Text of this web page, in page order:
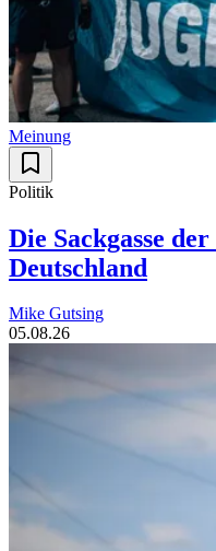
Meinung
Politik
Die Sackgasse
Deutschland
Mike Gutsing
05.08.26